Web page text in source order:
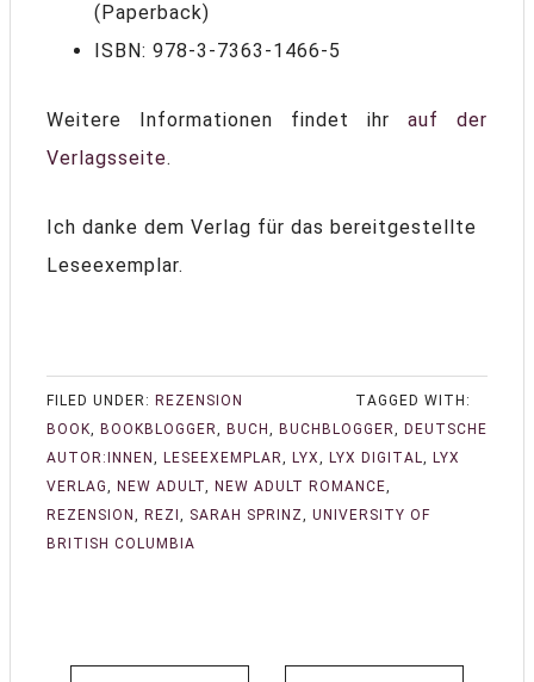
(Paperback)
ISBN: 978-3-7363-1466-5
Weitere Informationen findet ihr auf der
Verlagsseite.
Ich danke dem Verlag für das bereitgestellte
Leseexemplar.
FILED UNDER: REZENSION
TAGGED WITH:
BOOK, BOOKBLOGGER, BUCH , BUCHBLOGGER, DEUTSCHE
AUTOR:INNEN , LESEEXEMPLAR, LYX, LYX DIGITAL, LYX
VERLAG, NEW ADULT, NEW ADULT ROMANCE,
REZENSION , REZI , SARAH SPRINZ, UNIVERSITY OF
BRITISH COLUMBIA